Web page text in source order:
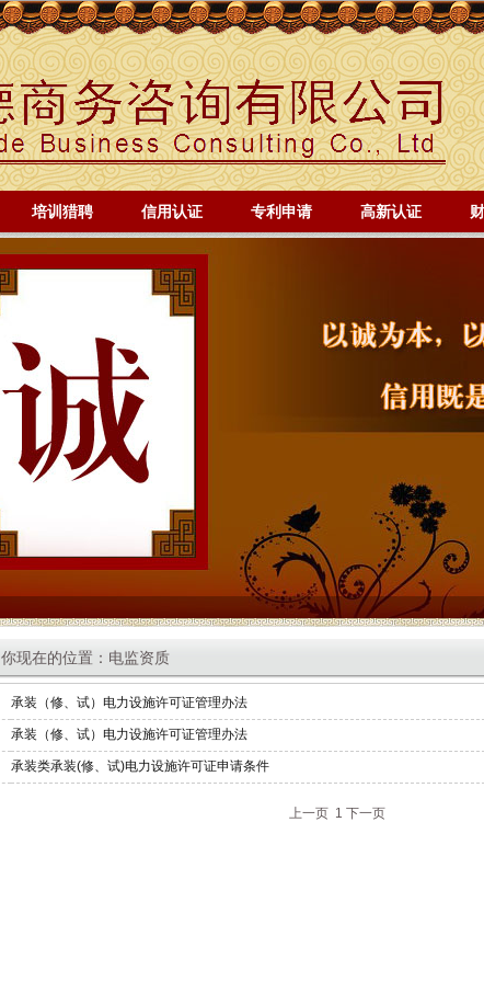
培训猎聘 信用认证 专利申请 高新认证
你现在的位置：电监资质
承装（修、试）电力设施许可证管理办法
承装（修、试）电力设施许可证管理办法
承装类承装(修、试)电力设施许可证申请条件
上一页 1 下一页